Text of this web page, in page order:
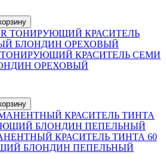
ТОНИРУЮЩИЙ КРАСИТЕЛЬ СЕМИ
ОРЕХОВЫЙ
КРАСИТЕЛЬ ТИНТА 60
БЛОНДИН ПЕПЕЛЬНЫЙ